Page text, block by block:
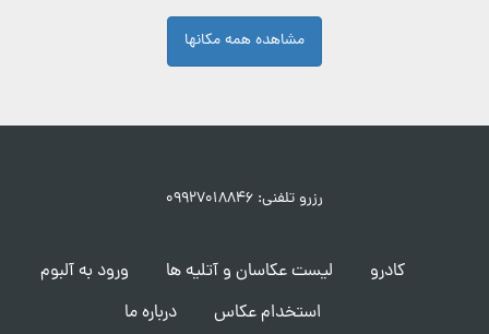
مشاهده همه مکانها
رزرو تلفنی: ۰۹۹۲۷۰۱۸۸۴۶
کادرو لیست عکاسان و آتلیه ها
ورود به آلبوم
استخدام عکاس
درباره ما